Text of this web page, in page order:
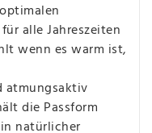
alle Jahreszeiten
wenn es warm ist,
atmungsaktiv
die Passform
natürlicher